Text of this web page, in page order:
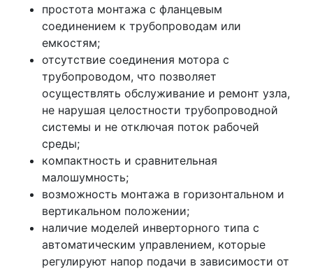
простота монтажа с фланцевым
соединением к трубопроводам или
емкостям;
отсутствие соединения мотора с
трубопроводом, что позволяет
осуществлять обслуживание и ремонт узла,
не нарушая целостности трубопроводной
системы и не отключая поток рабочей
среды;
компактность и сравнительная
малошумность;
возможность монтажа в горизонтальном и
вертикальном положении;
наличие моделей инверторного типа с
автоматическим управлением, которые
регулируют напор подачи в зависимости от